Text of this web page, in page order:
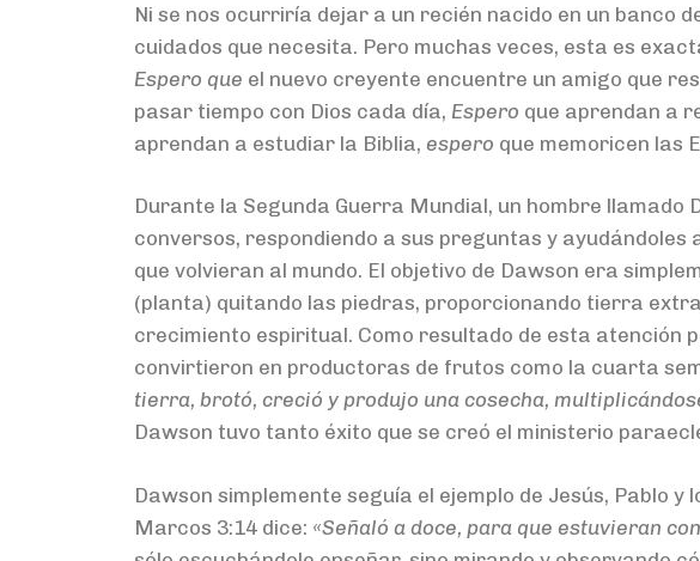
Ni se nos ocurriría dejar a un recién nacido en un banco
cuidados que necesita. Pero muchas veces, esta es
Espero que el nuevo creyente encuentre un amigo que
pasar tiempo con Dios cada día, Espero que aprendan a
aprendan a estudiar la Biblia, espero que memoricen las
Durante la Segunda Guerra Mundial, un hombre
conversos, respondiendo a sus preguntas y
que volvieran al mundo. El objetivo de Dawson era
(planta) quitando las piedras, proporcionando tierra
crecimiento espiritual. Como resultado de esta atención
convirtieron en productoras de frutos como la cuarta
tierra, brotó, creció y produjo una cosecha,
Dawson tuvo tanto éxito que se creó el ministerio
Dawson simplemente seguía el ejemplo de Jesús, Pablo
Marcos 3:14 dice: «Señaló a doce, para que estuvieran